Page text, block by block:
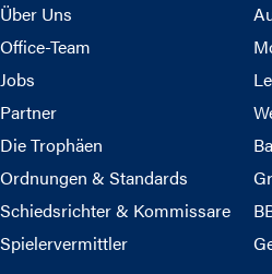
Über Uns
Office-Team
Jobs
Partner
Die Trophäen
Ordnungen & Standards
Schiedsrichter & Kommissare
Spielervermittler